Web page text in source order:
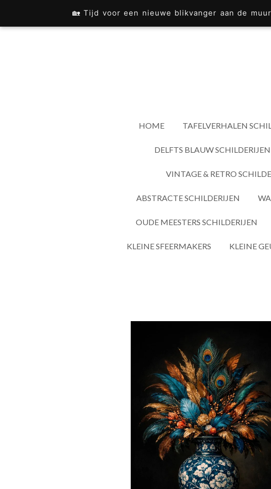
🏡 Tijd voor een nieuwe blikvanger aan de muur
direct
HOME TAFELVERHALEN
DELFTS BLAUW SCHILDERIJEN
VINTAGE & RETRO
ABSTRACTE SCHILDERIJEN
OUDE MEESTERS SCHILDERIJEN
KLEINE SFEERMAKERS KLEINE